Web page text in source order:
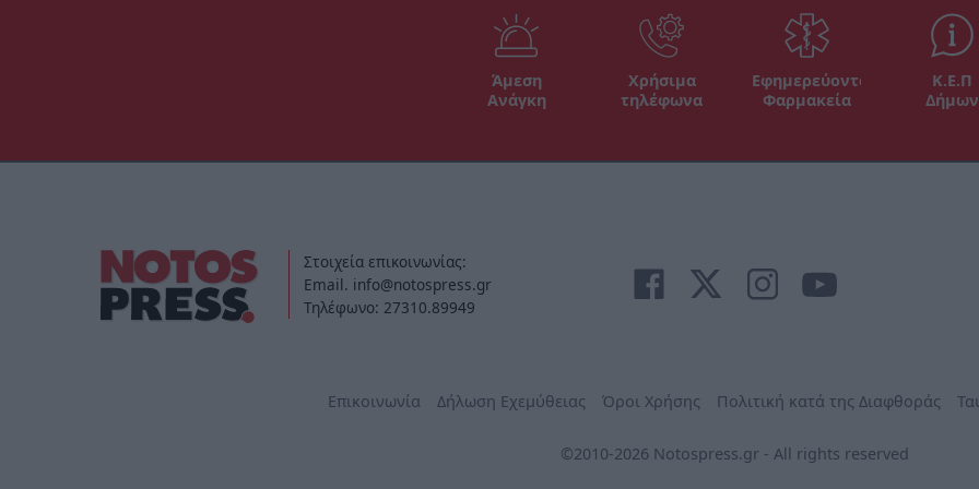
Άμεση
Ανάγκη
Χρήσιμα
τηλέφωνα
Εφημερεύοντα
Φαρμακεία
Κ.Ε.Π
Δήμων
Στοιχεία επικοινωνίας:
Email. info@notospress.gr
Τηλέφωνο: 27310.89949
Επικοινωνία Δήλωση Εχεμύθειας Όροι Χρήσης Πολιτική κατά της Διαφθοράς
©2010-2026 Notospress.gr - All rights reserved